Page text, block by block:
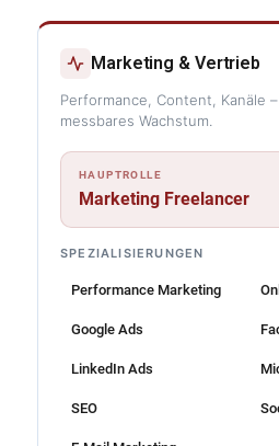
Marketing & Vertrieb
Performance, Content, Kanäle
messbares Wachstum.
HAUPTROLLE
Marketing Freelancer
SPEZIALISIERUNGEN
Performance Marketing
Google Ads
LinkedIn Ads
SEO